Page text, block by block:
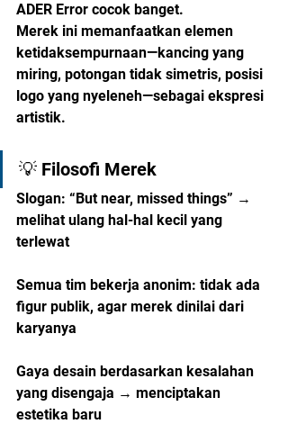
ADER Error cocok banget.
Merek ini memanfaatkan elemen
ketidaksempurnaan—kancing yang
miring, potongan tidak simetris, posisi
logo yang nyeleneh—sebagai ekspresi
artistik.
💡 Filosofi Merek
Slogan: “But near, missed things” →
melihat ulang hal-hal kecil yang
terlewat
Semua tim bekerja anonim: tidak ada
figur publik, agar merek dinilai dari
karyanya
Gaya desain berdasarkan kesalahan
yang disengaja → menciptakan
estetika baru